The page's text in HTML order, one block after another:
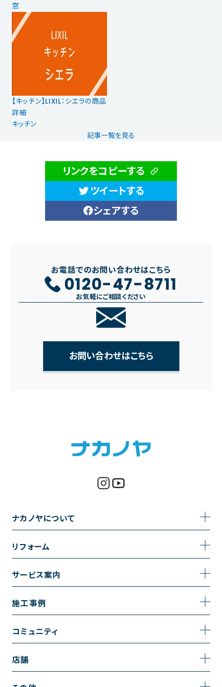
窓
【キッチン】LIXIL：シエラの商品
詳細
キッチン
記事一覧を見る
リンクをコピーする
ツイートする
シェアする
お電話でのお問い合わせはこちら
0120-47-8711
お気軽にご相談ください
お問い合わせはこちら
ナカノヤについて
採用情報
リフォーム
トイレのリフォーム
キッチンのリフォーム
リノベーション
サービス案内
サービスの流れ
施工事例
施工事例一覧
お風呂の施工事例
コミュニティ
コミュニティ
店舗
越谷店